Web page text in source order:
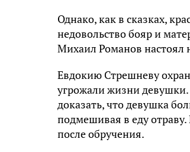
Однако, как в сказках,
недовольство бояр и
Михаил Романов настоял
Евдокию Стрешневу
угрожали жизни девушки.
доказать, что девушка
подмешивая в еду отраву.
после обручения.